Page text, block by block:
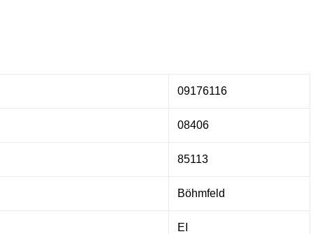
09176116
08406
85113
Böhmfeld
EI